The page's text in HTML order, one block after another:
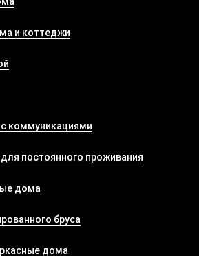
и коттеджи
коммуникациями
постоянного проживания
дома
бруса
дома